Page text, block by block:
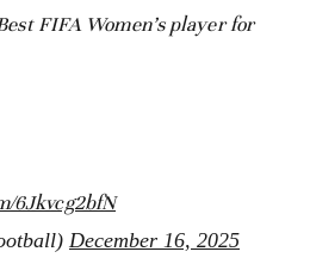
FIFA Women’s player for
6Jkvcg2bfN
December 16, 2025